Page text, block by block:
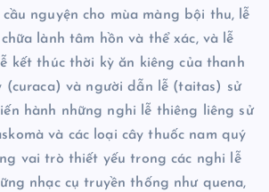
nguyện cho mùa màng bội thu, lễ
lành tâm hồn và thể xác, và lễ
kết thúc thời kỳ ăn kiêng của thanh
(curaca) và người dẫn lễ (taitas) sử
hành những nghi lễ thiêng liêng sử
và các loại cây thuốc nam quý
vai trò thiết yếu trong các nghi lễ
nhạc cụ truyền thống như quena,